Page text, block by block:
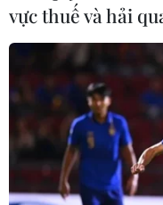
Mỹ-Nhật Bản
cố quan hệ
11/11/2021 11:22
vực thuế và hải